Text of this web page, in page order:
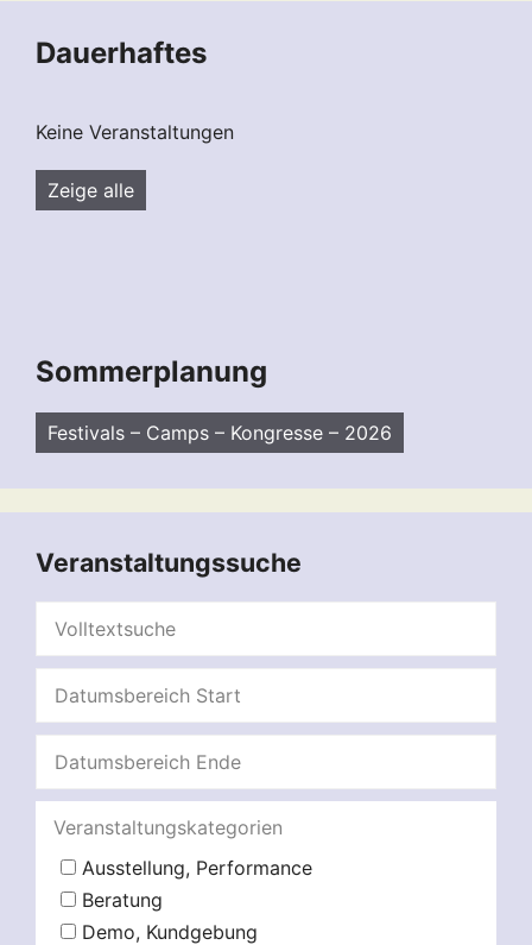
Dauerhaftes
Keine Veranstaltungen
Zeige alle
Sommerplanung
Festivals – Camps – Kongresse – 2026
Veranstaltungssuche
Veranstaltungskategorien
Ausstellung, Performance
Beratung
Demo, Kundgebung